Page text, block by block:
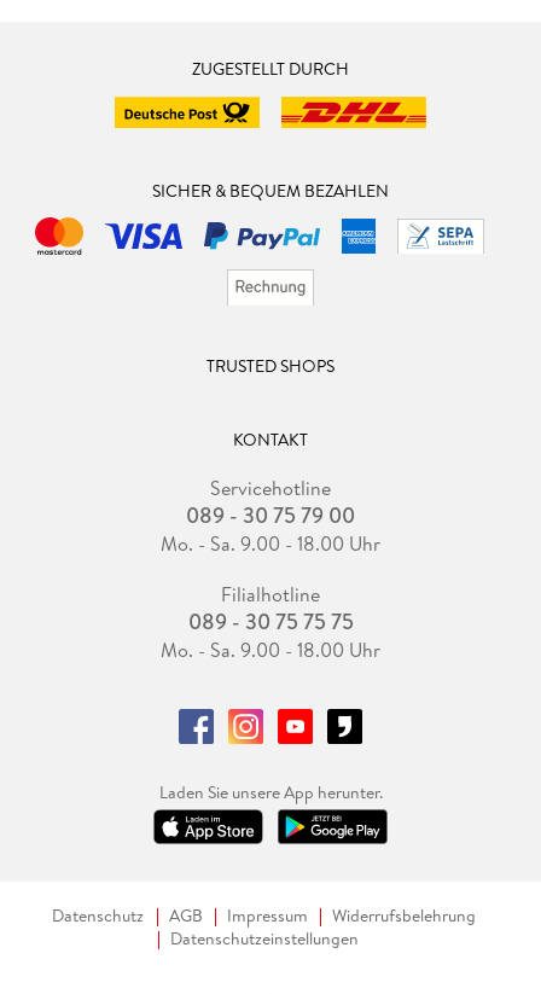
ZUGESTELLT DURCH
SICHER & BEQUEM BEZAHLEN
TRUSTED SHOPS
KONTAKT
Servicehotline
089 - 30 75 79 00
Mo. - Sa. 9.00 - 18.00 Uhr
Filialhotline
089 - 30 75 75 75
Mo. - Sa. 9.00 - 18.00 Uhr
Laden Sie unsere App herunter.
Datenschutz AGB Impressum
Widerrufsbelehrung
Datenschutzeinstellungen